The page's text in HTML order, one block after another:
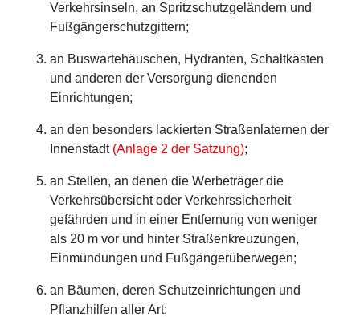
Verkehrsinseln, an Spritzschutzgeländern und
Fußgängerschutzgittern;
an Buswartehäuschen, Hydranten, Schaltkästen
und anderen der Versorgung dienenden
Einrichtungen;
an den besonders lackierten Straßenlaternen der
Innenstadt (Anlage 2 der Satzung);
an Stellen, an denen die Werbeträger die
Verkehrsübersicht oder Verkehrssicherheit
gefährden und in einer Entfernung von weniger
als 20 m vor und hinter Straßenkreuzungen,
Einmündungen und Fußgängerüberwegen;
an Bäumen, deren Schutzeinrichtungen und
Pflanzhilfen aller Art;